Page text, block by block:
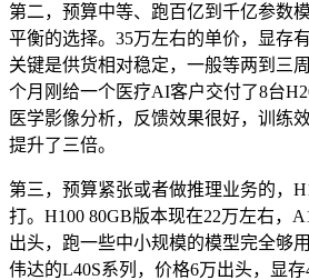
第二，预算中等、跑百亿到千亿参数
平衡的选择。35万左右的单价，显存
关键是供货相对稳定，一般等两到三
个月刚给一个医疗AI客户交付了8台
医学影像分析，反馈效果很好，训练
提升了三倍。
第三，预算紧张或者做推理业务的，
打。H100 80GB版本现在22万左右，
出头，跑一些中小规模的模型完全够
伟达的L40S系列，价格6万出头，显